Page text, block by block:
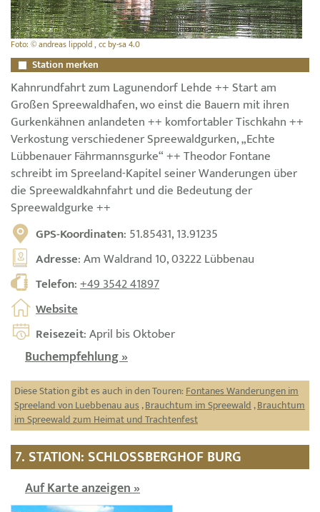
Foto: © andreas lippold , cc by-sa 4.0
Station merken
Kahnrundfahrt zum Lagunendorf Lehde ++ Start am
Großen Spreewaldhafen, wo einst die Bauern mit ihren
Gurkenkähnen anlandeten ++ komfortabler Tischkahn ++
Verkostung verschiedener Spreewaldgurken, „Echte
Lübbenauer Fährmannsgurke“ ++ Theodor Fontane
schreibt im Spreeland-Kapitel seiner Wanderungen über
die Spreewaldkahnfahrt und die Bedeutung der
Spreewaldgurke ++
GPS-Koordinaten: 51.85431, 13.91235
Adresse: Am Waldrand 10, 03222 Lübbenau
Telefon:+49 3542 41897
Website
Reisezeit: April bis Oktober
Buchempfehlung »
Diese Station gibt es auch in den Touren:Fontanes Wanderungen im
Spreeland von Luebbenau aus,Brauchtum im Spreewald,Brauchtum
im Spreewald zum Heimat und Trachtenfest
7. STATION: SCHLOSSBERGHOF BURG
Auf Karte anzeigen »